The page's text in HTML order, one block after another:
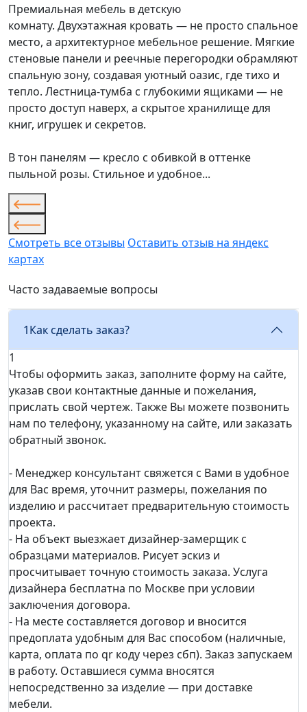
Премиальная мебель в детскую
комнату. Двухэтажная кровать — не просто спальное
место, а архитектурное мебельное решение. Мягкие
стеновые панели и реечные перегородки обрамляют
спальную зону, создавая уютный оазис, где тихо и
тепло. Лестница-тумба с глубокими ящиками — не
просто доступ наверх, а скрытое хранилище для
книг, игрушек и секретов.
В тон панелям — кресло с обивкой в оттенке
пыльной розы. Стильное и удобное...
Смотреть все отзывы Оставить отзыв на яндекс
картах
Часто задаваемые вопросы
1Как сделать заказ?
1
Чтобы оформить заказ, заполните форму на сайте,
указав свои контактные данные и пожелания,
прислать свой чертеж. Также Вы можете позвонить
нам по телефону, указанному на сайте, или заказать
обратный звонок.
- Менеджер консультант свяжется с Вами в удобное
для Вас время, уточнит размеры, пожелания по
изделию и рассчитает предварительную стоимость
проекта.
- На объект выезжает дизайнер-замерщик с
образцами материалов. Рисует эскиз и
просчитывает точную стоимость заказа. Услуга
дизайнера бесплатна по Москве при условии
заключения договора.
- На месте составляется договор и вносится
предоплата удобным для Вас способом (наличные,
карта, оплата по qr коду через сбп). Заказ запускаем
в работу. Оставшиеся сумма вносятся
непосредственно за изделие — при доставке
мебели.